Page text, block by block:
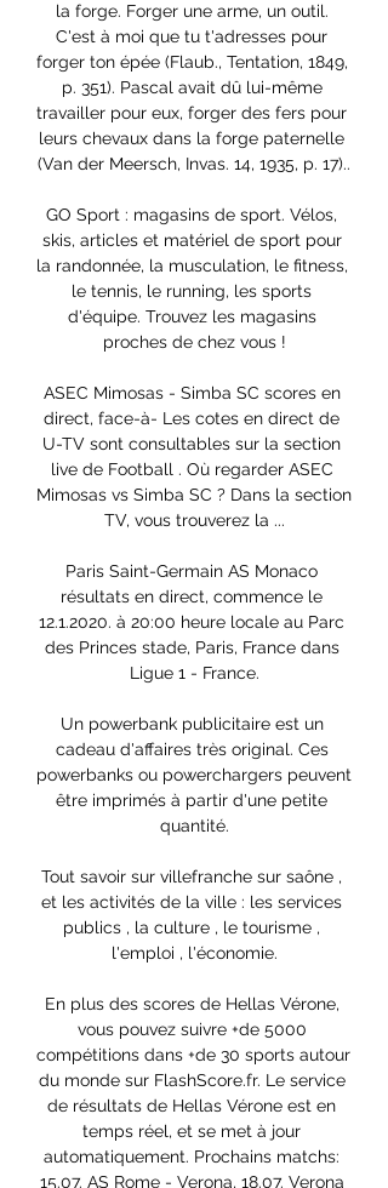
la forge. Forger une arme, un outil.
C'est à moi que tu t'adresses pour
forger ton épée (Flaub., Tentation, 1849,
p. 351). Pascal avait dû lui-même
travailler pour eux, forger des fers pour
leurs chevaux dans la forge paternelle
(Van der Meersch, Invas. 14, 1935, p. 17)..
GO Sport : magasins de sport. Vélos,
skis, articles et matériel de sport pour
la randonnée, la musculation, le fitness,
le tennis, le running, les sports
d'équipe. Trouvez les magasins
proches de chez vous !
ASEC Mimosas - Simba SC scores en
direct, face-à- Les cotes en direct de
U-TV sont consultables sur la section
live de Football . Où regarder ASEC
Mimosas vs Simba SC ? Dans la section
TV, vous trouverez la ...
Paris Saint-Germain AS Monaco
résultats en direct, commence le
12.1.2020. à 20:00 heure locale au Parc
des Princes stade, Paris, France dans
Ligue 1 - France.
Un powerbank publicitaire est un
cadeau d'affaires très original. Ces
powerbanks ou powerchargers peuvent
être imprimés à partir d'une petite
quantité.
Tout savoir sur villefranche sur saône ,
et les activités de la ville : les services
publics , la culture , le tourisme ,
l'emploi , l'économie.
En plus des scores de Hellas Vérone,
vous pouvez suivre +de 5000
compétitions dans +de 30 sports autour
du monde sur FlashScore.fr. Le service
de résultats de Hellas Vérone est en
temps réel, et se met à jour
automatiquement. Prochains matchs:
15.07. AS Rome - Verona, 18.07. Verona